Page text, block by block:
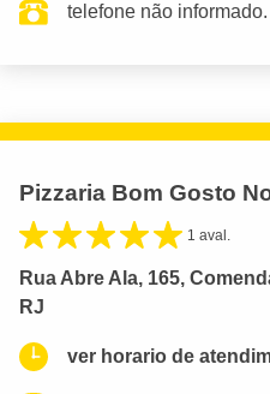
telefone não informado.
Pizzaria Bom Gosto
1 aval.
Rua Abre Ala, 165,
RJ
ver horario de